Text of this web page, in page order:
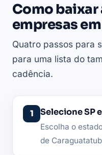
Como baixar
empresas
Quatro passos para
para uma lista do
cadência.
Selecione SP
Escolha o
de